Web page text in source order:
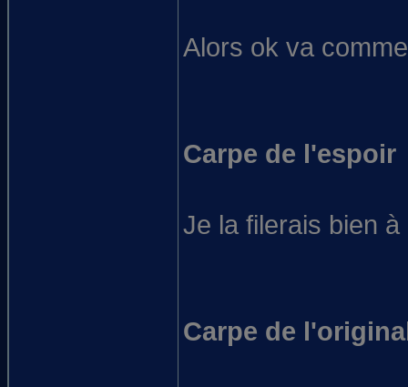
Alors ok va
Carpe de l'espoir
Je la filerais bien
Carpe de